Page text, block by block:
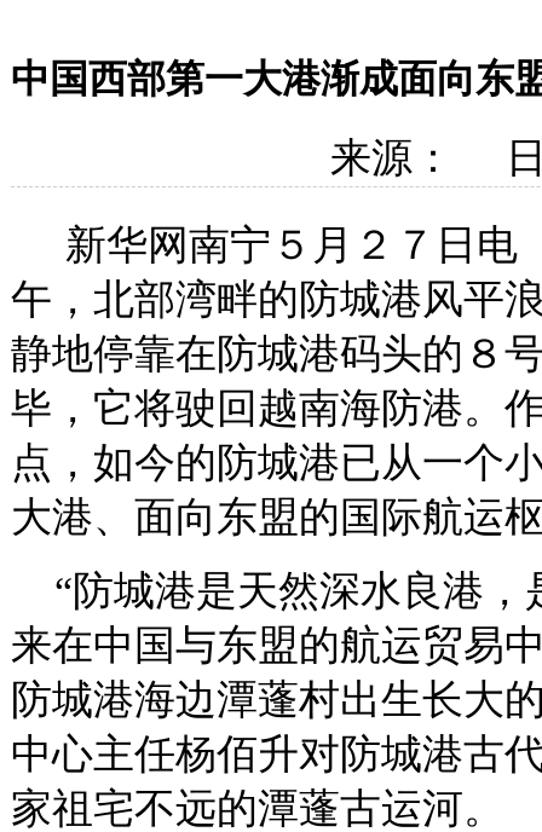
中国西部第一大港渐成面向东
来源： 日
新华网南宁５月２７日电
午，北部湾畔的防城港风平
静地停靠在防城港码头的８
毕，它将驶回越南海防港。
点，如今的防城港已从一个
大港、面向东盟的国际航运
“防城港是天然深水良港，
来在中国与东盟的航运贸易
防城港海边潭蓬村出生长大
中心主任杨佰升对防城港古
家祖宅不远的潭蓬古运河。